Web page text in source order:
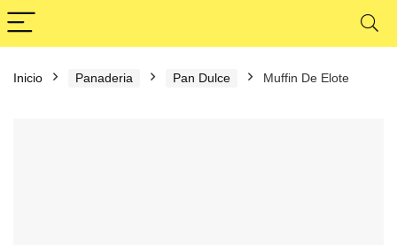
Inicio Panaderia Pan Dulce Muffin De Elote